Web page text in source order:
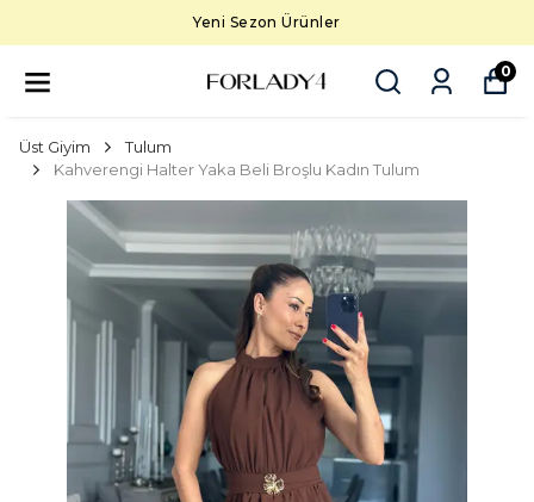
Yeni Sezon Ürünler
0
Üst Giyim
Tulum
Kahverengi Halter Yaka Beli Broşlu Kadın Tulum